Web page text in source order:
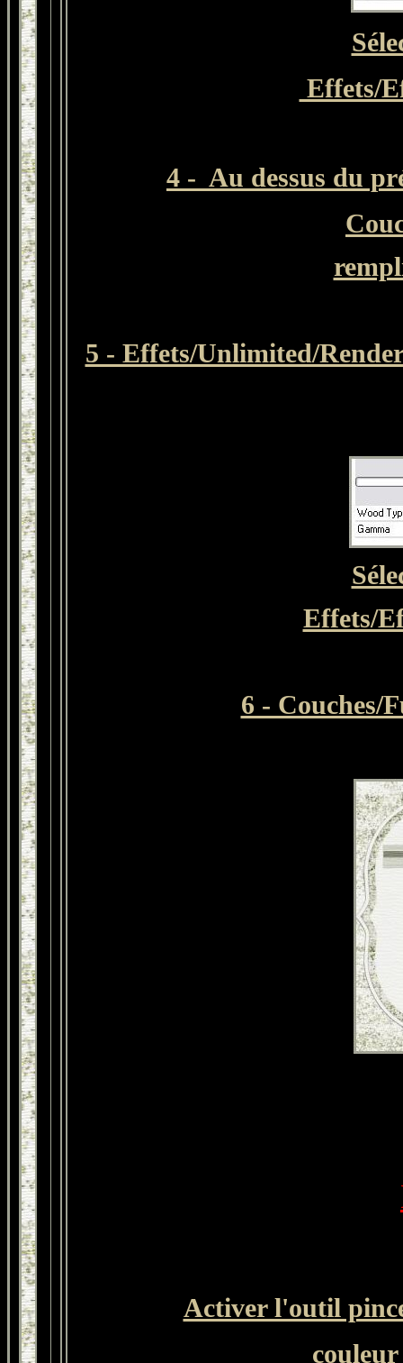
Effets/
4 - Au dessus du
5 - Effets/Unlimited/
Effets/
6 - Couches/
Activer l'outil